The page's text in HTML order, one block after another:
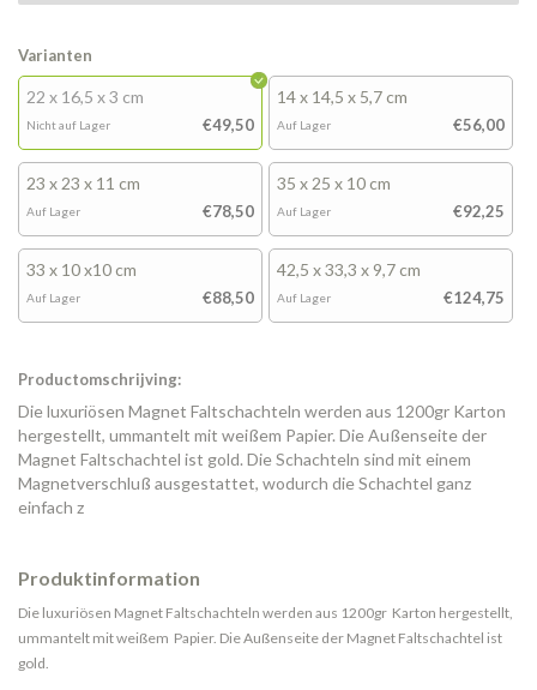
Varianten
22 x 16,5 x 3 cm
€49,50
Nicht auf Lager
14 x 14,5 x 5,7 cm
€56,00
Auf Lager
23 x 23 x 11 cm
€78,50
Auf Lager
35 x 25 x 10 cm
€92,25
Auf Lager
33 x 10 x10 cm
€88,50
Auf Lager
42,5 x 33,3 x 9,7 cm
€124,75
Auf Lager
Productomschrijving:
Die luxuriösen Magnet Faltschachteln werden aus 1200gr Karton
hergestellt, ummantelt mit weißem Papier. Die Außenseite der
Magnet Faltschachtel ist gold. Die Schachteln sind mit einem
Magnetverschluß ausgestattet, wodurch die Schachtel ganz
einfach z
Produktinformation
Die luxuriösen Magnet Faltschachteln werden aus 1200gr Karton hergestellt,
ummantelt mit weißem Papier. Die Außenseite der Magnet Faltschachtel ist
gold.